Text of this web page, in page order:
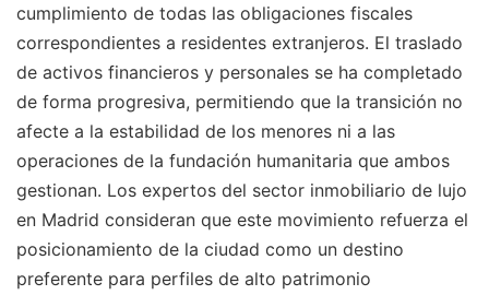
cumplimiento de todas las obligaciones fiscales
correspondientes a residentes extranjeros. El traslado
de activos financieros y personales se ha completado
de forma progresiva, permitiendo que la transición no
afecte a la estabilidad de los menores ni a las
operaciones de la fundación humanitaria que ambos
gestionan. Los expertos del sector inmobiliario de lujo
en Madrid consideran que este movimiento refuerza el
posicionamiento de la ciudad como un destino
preferente para perfiles de alto patrimonio